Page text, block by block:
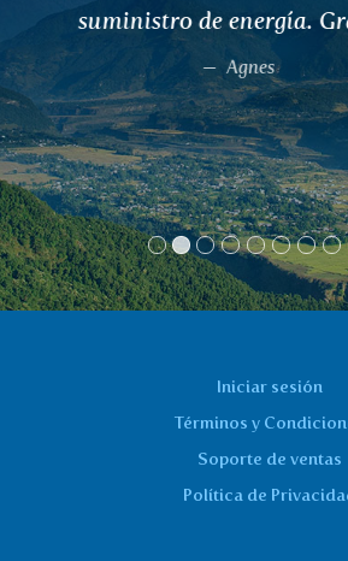
beber GOKHURA,
alivio profundo. Dejé de
no me lo podía creer -
Dita
Iniciar sesión
Términos y
Soporte de ventas
Política de